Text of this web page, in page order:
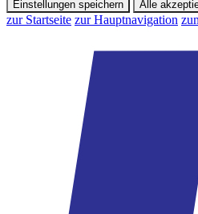
Einstellungen speichern Alle
zur Startseite zur Hauptnavigation